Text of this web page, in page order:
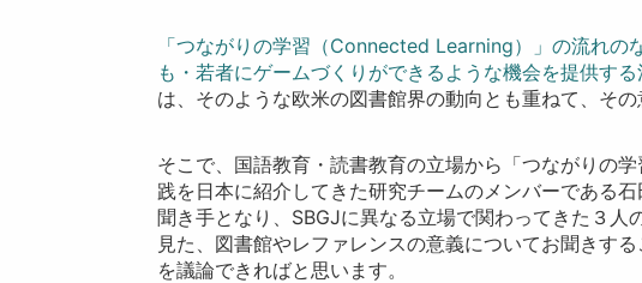
「つながりの学習（Connected Learning）」の流れの
も・若者にゲームづくりができるような機会を提供す
は、そのような欧米の図書館界の動向とも重ねて、その
そこで、国語教育・読書教育の立場から「つながりの
践を日本に紹介してきた研究チームのメンバーである
聞き手となり、SBGJに異なる立場で関わってきた３人
見た、図書館やレファレンスの意義についてお聞きす
を議論できればと思います。